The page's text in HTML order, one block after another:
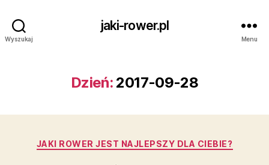
Wyszukaj
jaki-rower.pl
Menu
Dzień: 2017-09-28
Kategorie
JAKI ROWER JEST NAJLEPSZY DLA CIEBIE?